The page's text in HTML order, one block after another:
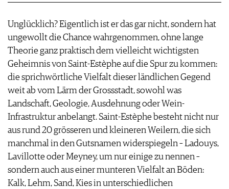
Unglücklich? Eigentlich ist er das gar nicht, sondern hat
ungewollt die Chance wahrgenommen, ohne lange
Theorie ganz praktisch dem vielleicht wichtigsten
Geheimnis von Saint-Estèphe auf die Spur zu kommen:
die sprichwörtliche Vielfalt dieser ländlichen Gegend
weit ab vom Lärm der Grossstadt, sowohl was
Landschaft, Geologie, Ausdehnung oder Wein-
Infrastruktur anbelangt. Saint-Estèphe besteht nicht nur
aus rund 20 grösseren und kleineren Weilern, die sich
manchmal in den Gutsnamen widerspiegeln – Ladouys,
Lavillotte oder Meyney, um nur einige zu nennen –
sondern auch aus einer munteren Vielfalt an Böden:
Kalk, Lehm, Sand, Kies in unterschiedlichen